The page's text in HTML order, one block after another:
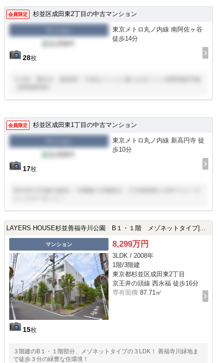
会員限定 杉並区成田東2丁目の中古マンション
28枚
東京メトロ丸ノ内線 南阿佐ヶ谷
徒歩14分
会員限定 杉並区成田東1丁目の中古マンション
17枚
東京メトロ丸ノ内線 新高円寺 徒
歩10分
LAYERS HOUSE杉並善福寺川公園 B１・１階 メゾネットタイプ|杉並区成田東2丁目の中古マンション
マンション
15枚
8,299万円
3LDK / 2008年
1階/3階建
東京都杉並区成田東2丁目
京王井の頭線 西永福 徒歩16分
専有面積 87.71㎡
３階建のB１・１階部分、メゾネットタイプの３LDK！ 善福寺川緑地ま
で徒歩３分の緑豊な住環境！